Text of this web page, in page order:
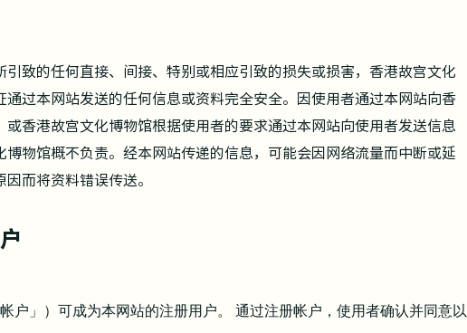
致的任何直接、间接、特别或相应引致的损失或损害，香港故宫文化
过本网站发送的任何信息或资料完全安全。因使用者通过本网站向香
香港故宫文化博物馆根据使用者的要求通过本网站向使用者发送信息
物馆概不负责。经本网站传递的信息，可能会因网络流量而中断或延
而将资料错误传送。
」）可成为本网站的注册用户。 通过注册帐户，使用者确认并同意以